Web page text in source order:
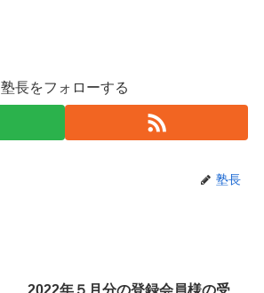
塾長をフォローする
塾長
2022年５月分の登録会員様の受